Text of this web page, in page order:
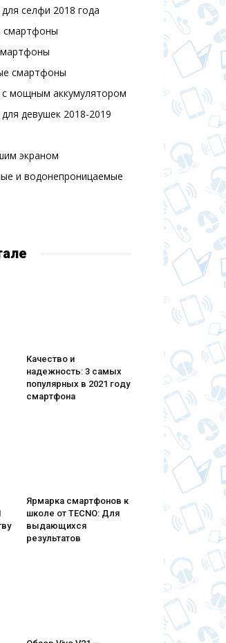
селфи 2018 года
смартфоны
мощным аккумулятором
девушек 2018-2019
экраном
и водонепроницаемые
Качество и
надежность: 3 самых
популярных в 2021 году
смартфона
Ярмарка смартфонов к
школе от TECNO: Для
выдающихся
результатов